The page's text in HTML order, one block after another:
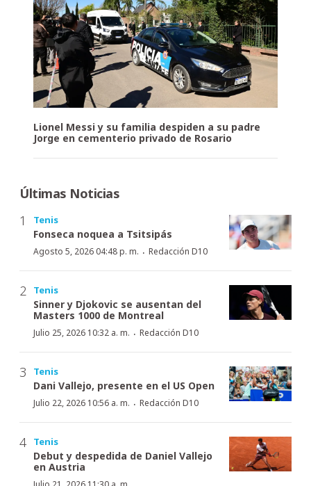
Lionel Messi y su familia despiden a su padre
Jorge en cementerio privado de Rosario
Últimas Noticias
Tenis
Fonseca noquea a Tsitsipás
Agosto 5, 2026 04:48 p. m. · Redacción D10
Tenis
Sinner y Djokovic se ausentan del
Masters 1000 de Montreal
Julio 25, 2026 10:32 a. m. · Redacción D10
Tenis
Dani Vallejo, presente en el US Open
Julio 22, 2026 10:56 a. m. · Redacción D10
Tenis
Debut y despedida de Daniel Vallejo
en Austria